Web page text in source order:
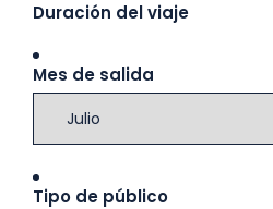
Duración del viaje
Mes de salida
Tipo de público